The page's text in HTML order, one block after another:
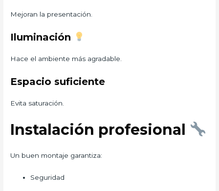
Mejoran la presentación.
Iluminación
Hace el ambiente más agradable.
Espacio suficiente
Evita saturación.
Instalación profesional
Un buen montaje garantiza:
Seguridad